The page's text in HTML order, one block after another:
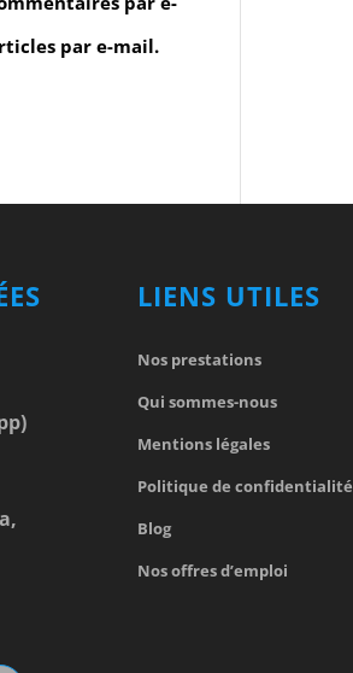
par e-mail.
LIENS UTILES
Nos prestations
Qui sommes-nous
Mentions légales
Politique de confidentialité
Blog
Nos offres d’emploi